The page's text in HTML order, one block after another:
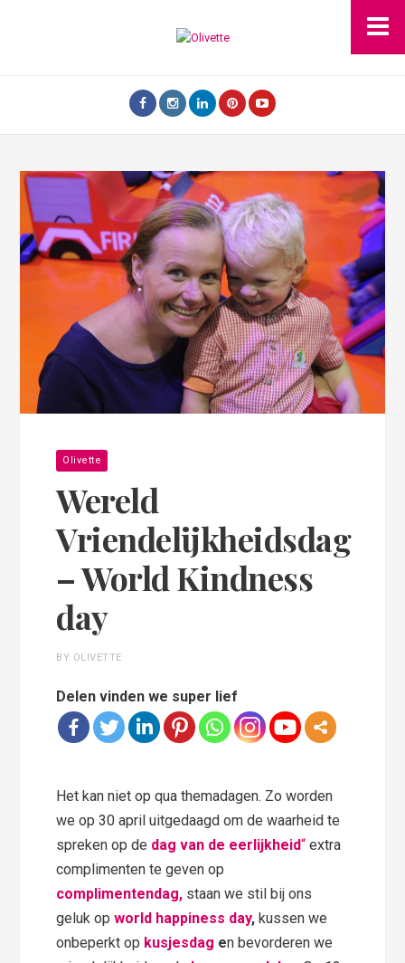
Olivette
Wereld
Vriendelijkheidsdag
– World Kindness
day
BY OLIVETTE
Delen vinden we super lief
Het kan niet op qua themadagen. Zo worden
we op 30 april uitgedaagd om de waarheid te
spreken op de dag van de eerlijkheid“ extra
complimenten te geven op
complimentendag, staan we stil bij ons
geluk op world happiness day, kussen we
onbeperkt op kusjesdag en bevorderen we